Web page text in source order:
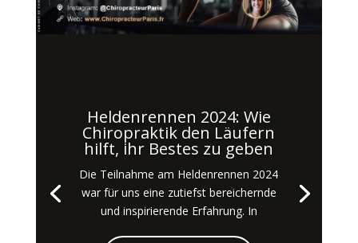
Heldenrennen 2024: Wie
Chiropraktik den Läufern
hilft, ihr Bestes zu geben
Die Teilnahme am Heldenrennen 2024
war für uns eine zutiefst bereichernde
und inspirierende Erfahrung. In